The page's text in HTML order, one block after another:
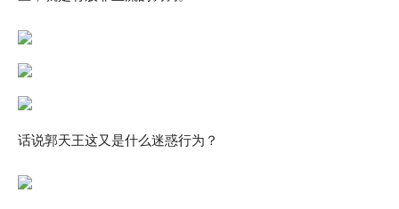
话说郭天王这又是什么迷惑行为？